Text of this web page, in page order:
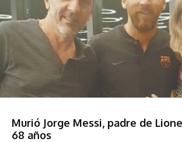
Murió Jorge Messi, padre de
68 años